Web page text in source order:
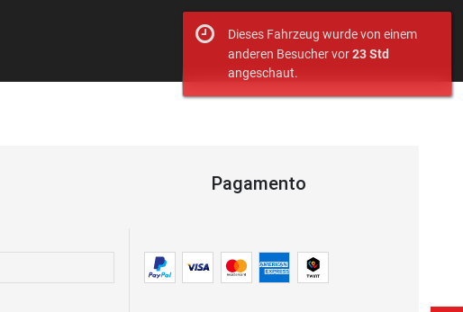
Pagamento
Dieses Fahrzeug wurde von einem
anderen Besucher vor23 Std
angeschaut.